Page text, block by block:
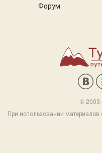
Форум
©
При использовании материалов